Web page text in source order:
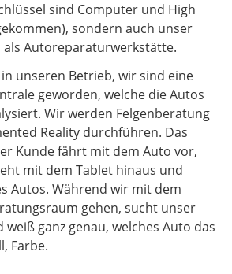
sind Computer und High
sondern auch unser
als Autoreparaturwerkstätte.
unseren Betrieb, wir sind eine
geworden, welche die Autos
Wir werden Felgenberatung
Reality durchführen. Das
Kunde fährt mit dem Auto vor,
mit dem Tablet hinaus und
Autos. Während wir mit dem
gehen, sucht unser
weiß ganz genau, welches Auto das
Farbe.